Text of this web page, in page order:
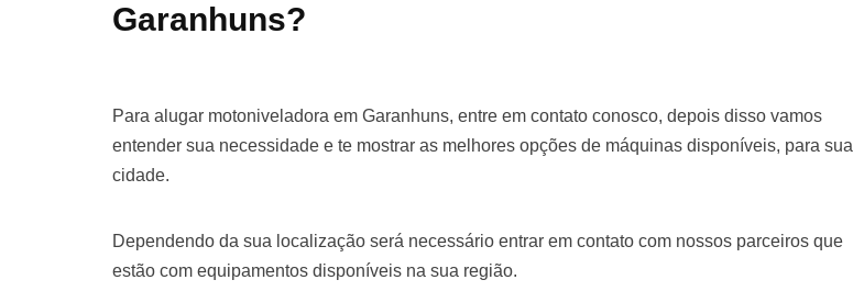
Garanhuns?
Para alugar motoniveladora em Garanhuns, entre em contato conosco, depois disso vamos
entender sua necessidade e te mostrar as melhores opções de máquinas disponíveis, para sua
cidade.
Dependendo da sua localização será necessário entrar em contato com nossos parceiros que
estão com equipamentos disponíveis na sua região.